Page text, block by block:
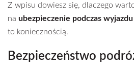
Z wpisu dowiesz się, dlaczego
na ubezpieczenie podczas
to koniecznością.
Bezpieczeństwo